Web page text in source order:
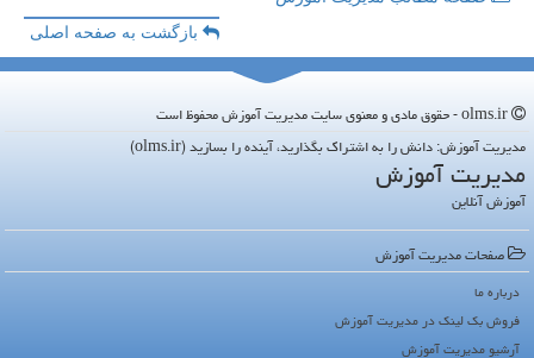
بازگشت به صفحه اصلی
مدیریت آموزش: دانش را به اشتراک بگذارید، آینده را بسازید (olms.ir)
مدیریت آموزش
آموزش آنلاین
صفحات مدیریت آموزش
درباره ما
فروش بک لینک در مدیریت آموزش
آرشیو مدیریت آموزش